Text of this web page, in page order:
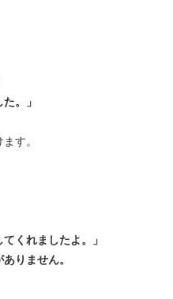
。」
す。
くれましたよ。」
りません。